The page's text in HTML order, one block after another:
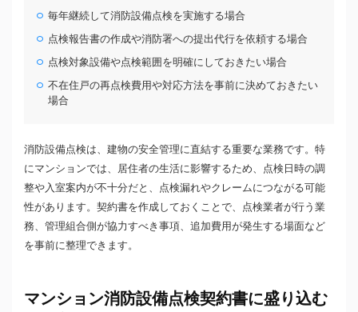
毎年継続して消防設備点検を実施する場合
点検報告書の作成や消防署への提出代行を依頼する場合
点検対象設備や点検範囲を明確にしておきたい場合
不在住戸の再点検費用や対応方法を事前に決めておきたい
場合
消防設備点検は、建物の安全管理に直結する重要な業務です。特
にマンションでは、居住者の生活に影響するため、点検日時の調
整や入室案内が不十分だと、点検漏れやクレームにつながる可能
性があります。契約書を作成しておくことで、点検業者が行う業
務、管理組合側が協力すべき事項、追加費用が発生する場面など
を事前に整理できます。
マンション消防設備点検契約書に盛り込む